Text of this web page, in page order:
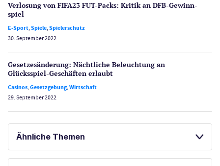
Verlosung von FIFA23 FUT-Packs: Kritik an DFB-Gewinn­
spiel
E-Sport,Spiele,Spielerschutz
30. September 2022
Gesetzes­änderung: Nächtliche Beleuch­tung an
Glücksspiel-Geschäften erlaubt
Casinos,Gesetzgebung,Wirtschaft
29. September 2022
Ähnliche Themen
GLÜCKSSPIEL ONLINE SPORTWETTEN